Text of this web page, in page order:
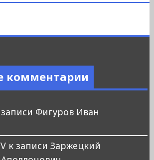
комментарии
Фигуров Иван
к записи Заржецкий